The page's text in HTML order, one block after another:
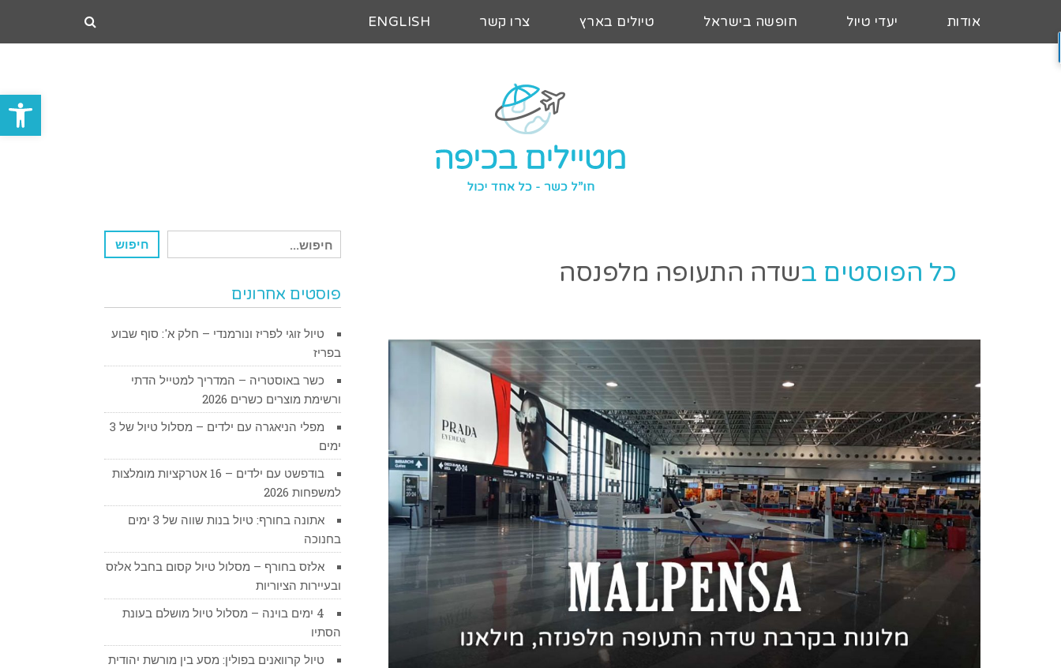
פתח
אודות יעדי טיול חופשה בישראל טיולים בארץ צרו קשר ENGLISH
כל הפוסטים בשדה התעופה מלפנסה
חיפוש
עבור:
חיפוש
פוסטים אחרונים
טיול זוגי לפריז ונורמנדי – חלק א': סוף שבוע
בפריז
כשר באוסטריה – המדריך למטייל הדתי
ורשימת מוצרים כשרים 2026
מפלי הניאגרה עם ילדים – מסלול טיול של 3
ימים
בודפשט עם ילדים – 16 אטרקציות מומלצות
למשפחות 2026
אתונה בחורף: טיול בנות שווה של 3 ימים
בחנוכה
אלזס בחורף – מסלול טיול קסום בחבל אלזס
ובעיירות הציוריות
4 ימים בוינה – מסלול טיול מושלם בעונת
הסתיו
טיול קרוואנים בפולין: מסע בין מורשת יהודית